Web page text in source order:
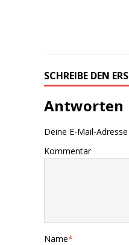
SCHREIBE DEN
Antworten
Deine E-Mail-
Kommentar
Name*